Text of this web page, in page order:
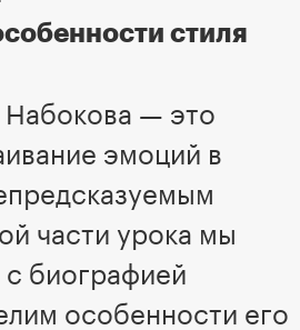
стиля
Набокова — это
эмоций в
части урока мы
биографией
особенности его